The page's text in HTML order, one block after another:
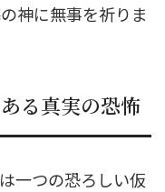
神に無事を祈りま
る真実の恐怖
一つの恐ろしい仮